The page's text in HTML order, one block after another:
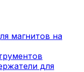
магнитов на
для